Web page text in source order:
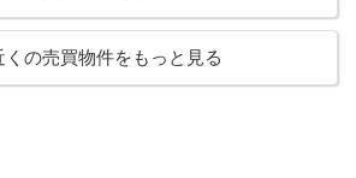
くの売買物件をもっと見る